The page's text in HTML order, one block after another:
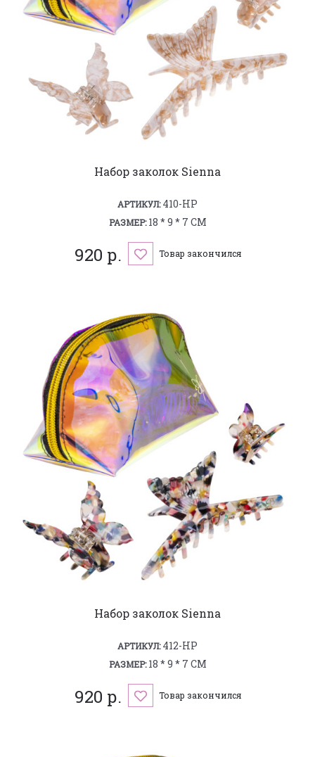
Набор заколок Sienna
АРТИКУЛ:410-HP
РАЗМЕР:18 * 9 * 7 СМ
920 р. Товар закончился
Набор заколок Sienna
АРТИКУЛ:412-HP
РАЗМЕР:18 * 9 * 7 СМ
920 р. Товар закончился